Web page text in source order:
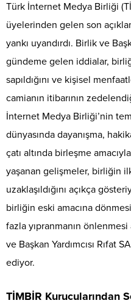
Türk İnternet Medya Birliği
üyelerinden gelen son
yankı uyandırdı. Birlik ve
gündeme gelen iddialar,
sapıldığını ve kişisel
camianın itibarının
İnternet Medya Birliği’nin
dünyasında dayanışma,
çatı altında birleşme
yaşanan gelişmeler, birliğin
uzaklaşıldığını açıkça
birliğin eski amacına
fazla yıpranmanın
ve Başkan Yardımcısı Rıfat
ediyor.
TİMBİR Kurucularından